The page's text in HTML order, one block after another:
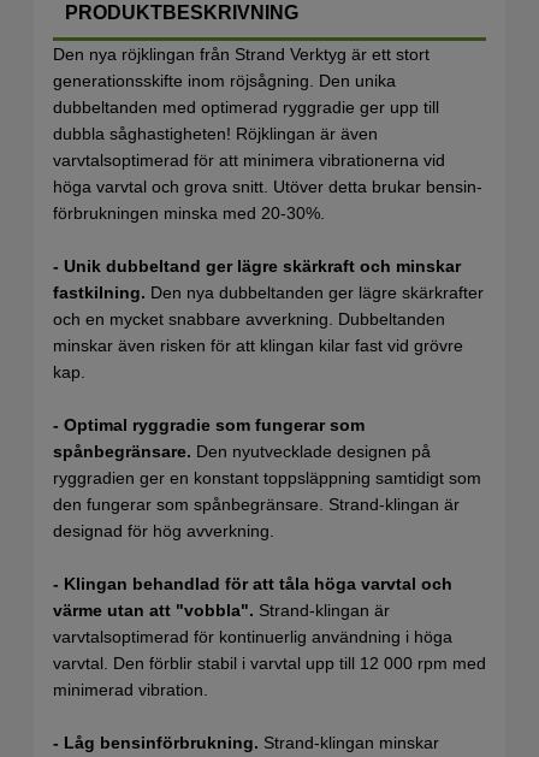
PRODUKTBESKRIVNING
Den nya röjklingan från Strand Verktyg är ett stort
generationsskifte inom röjsågning. Den unika
dubbeltanden med optimerad ryggradie ger upp till
dubbla såghastigheten! Röjklingan är även
varvtalsoptimerad för att minimera vibrationerna vid
höga varvtal och grova snitt. Utöver detta brukar bensin-
förbrukningen minska med 20-30%.
- Unik dubbeltand ger lägre skärkraft och minskar
fastkilning. Den nya dubbeltanden ger lägre skärkrafter
och en mycket snabbare avverkning. Dubbeltanden
minskar även risken för att klingan kilar fast vid grövre
kap.
- Optimal ryggradie som fungerar som
spånbegränsare. Den nyutvecklade designen på
ryggradien ger en konstant toppsläppning samtidigt som
den fungerar som spånbegränsare. Strand-klingan är
designad för hög avverkning.
- Klingan behandlad för att tåla höga varvtal och
värme utan att "vobbla". Strand-klingan är
varvtalsoptimerad för kontinuerlig användning i höga
varvtal. Den förblir stabil i varvtal upp till 12 000 rpm med
minimerad vibration.
- Låg bensinförbrukning. Strand-klingan minskar